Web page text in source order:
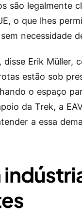
são legalmente
o que lhes
necessidade
disse Erik Müller,
estão sob
o espaço
da Trek, a
a essa